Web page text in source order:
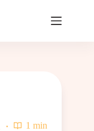
1 min